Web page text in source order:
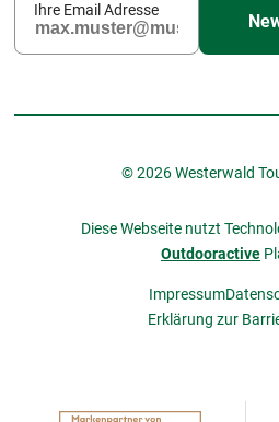
Ihre Email Adresse
© 2026 Westerwald
Diese Webseite nutzt
Outdooractive
Impressum
Erklärung zur